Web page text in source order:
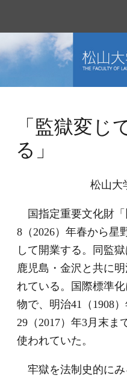
「監獄変じ
る」
松山大
国指定重要文化財「
8（2026）年春から星
して開業する。同監
鹿児島・金沢と共に
れている。国際標準
物で、明治41（1908
29（2017）年3月末ま
使われていた。
牢獄を法制史的にみ